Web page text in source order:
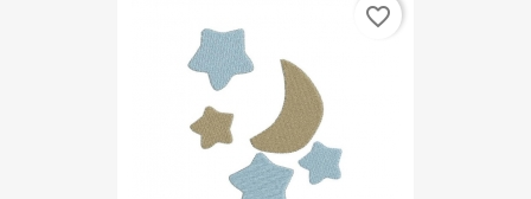
favorite_border